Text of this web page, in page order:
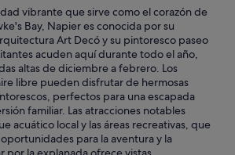
vibrante que sirve como el corazón de
Bay, Napier es conocida por su
Art Decó y su pintoresco paseo
acuden aquí durante todo el año,
altas de diciembre a febrero. Los
libre pueden disfrutar de hermosas
perfectos para una escapada
familiar. Las atracciones notables
acuático local y las áreas recreativas, que
para la aventura y la